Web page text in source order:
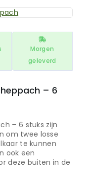
Morgen
geleverd
– 6
– 6 stuks zijn
om twee losse
te kunnen
ook een
deze buiten in de